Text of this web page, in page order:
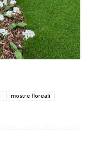
mostre floreali